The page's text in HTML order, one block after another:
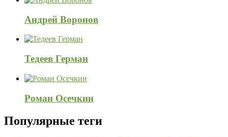
Андрей Воронов
Тедеев Герман
Роман Осечкин
Популярные теги